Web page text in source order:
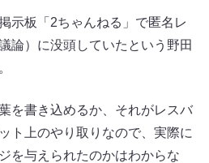
示板「2ちゃんねる」で匿名レ
論）に没頭していたという野田
を書き込めるか、それがレスバ
ト上のやり取りなので、実際に
を与えられたのかはわからな